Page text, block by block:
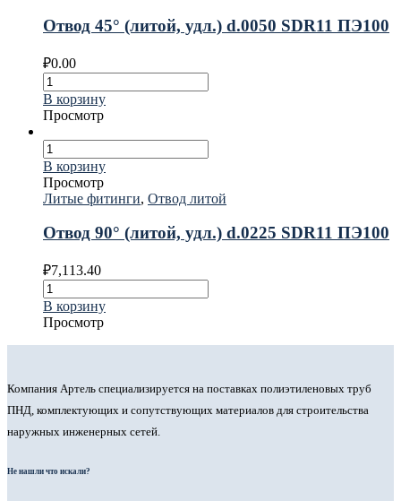
Отвод 45° (литой, удл.) d.0050 SDR11 ПЭ100
₽0.00
В корзину
Просмотр
В корзину
Просмотр
Литые фитинги, Отвод литой
Отвод 90° (литой, удл.) d.0225 SDR11 ПЭ100
₽7,113.40
В корзину
Просмотр
Компания Артель специализируется на поставках полиэтиленовых труб
ПНД, комплектующих и сопутствующих материалов для строительства
наружных инженерных сетей.
Не нашли что искали?